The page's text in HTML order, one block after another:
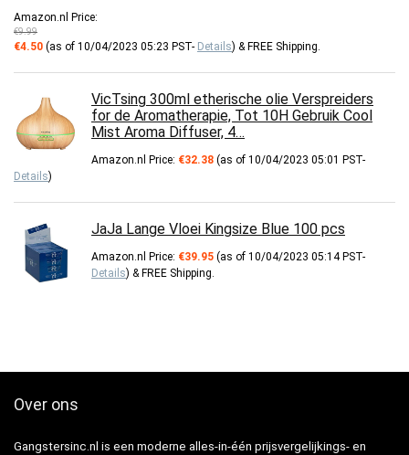
Amazon.nl Price:
€9.99
Original
€4.50Current
price
(as of 10/04/2023 05:23 PST- Details) & FREE Shipping.
VicTsing 300ml etherische olie Verspreiders
for de Aromatherapie, Tot 10H Gebruik Cool
Mist Aroma Diffuser, 4…
Amazon.nl Price: €32.38 (as of 10/04/2023 05:01 PST-
Details)
JaJa Lange Vloei Kingsize Blue 100 pcs
Amazon.nl Price: €39.95 (as of 10/04/2023 05:14 PST-
Details) & FREE Shipping.
Over ons
Gangstersinc.nl is een moderne alles-in-één prijsvergelijkings- en